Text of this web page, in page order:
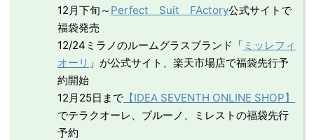
12月下旬～ Perfect Suit FActory公式サイトで
福袋発売
12/24ミラノのルームグラスブランド「 ミッレフィ
オーリ 」が公式サイト、楽天市場店で福袋先行予
約開始
12月25日まで【IDEA SEVENTH ONLINE SHOP】
でテラクオーレ、ブルーノ、ミレストの福袋先行
予約